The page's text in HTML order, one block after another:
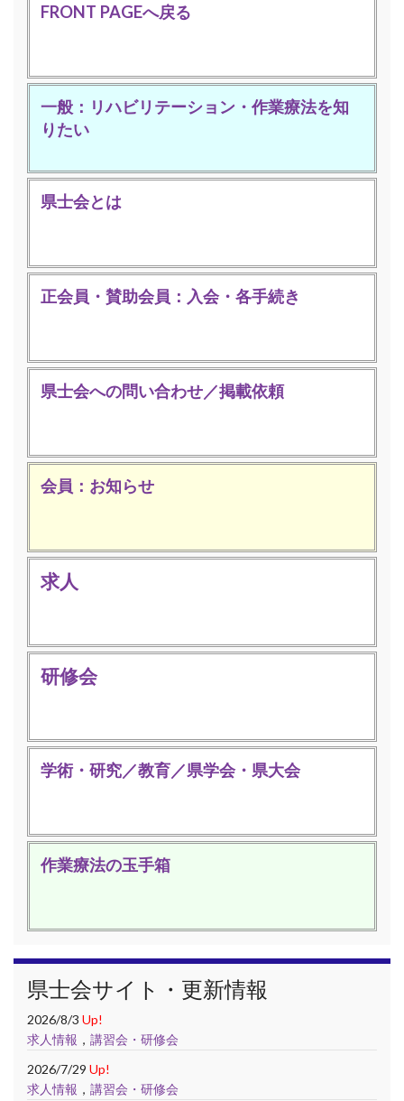
FRONT PAGEへ戻る
一般：リハビリテーション・作業療法を知
りたい
県士会とは
正会員・賛助会員：入会・各手続き
県士会への問い合わせ／掲載依頼
会員：お知らせ
求人
研修会
学術・研究／教育／県学会・県大会
作業療法の玉手箱
県士会サイト・更新情報
2026/8/3 Up!
求人情報 ， 講習会・研修会
2026/7/29 Up!
求人情報 ， 講習会・研修会